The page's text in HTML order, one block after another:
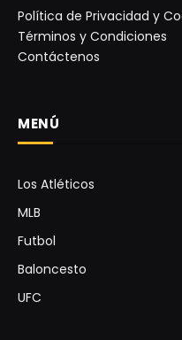
Política de Privacidad y
Términos y Condiciones
Contáctenos
MENÚ
Los Atléticos
MLB
Futbol
Baloncesto
UFC